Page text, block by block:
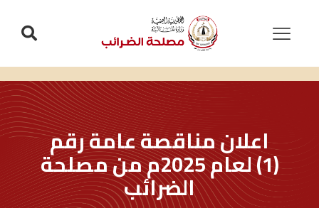
اعلان مناقصة عامة رقم
(1) لعام 2025م من مصلحة
الضرائب